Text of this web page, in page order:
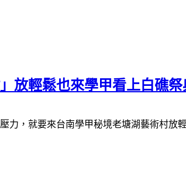
放輕鬆也來學甲看上白礁祭
力，就要來台南學甲秘境老塘湖藝術村放